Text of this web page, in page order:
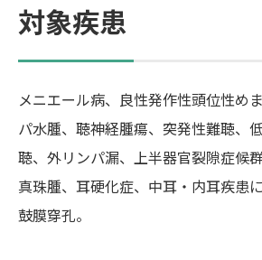
対象疾患
メニエール病、良性発作性頭位性め
パ水腫、聴神経腫瘍、突発性難聴、
聴、外リンパ漏、上半器官裂隙症候群
真珠腫、耳硬化症、中耳・内耳疾患
鼓膜穿孔。